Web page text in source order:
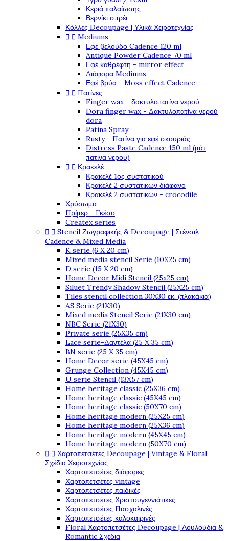
Κεριά παλαίωσης
Βερνίκι σπρέι
Κόλλες Decoupage | Υλικά Χειροτεχνίας
  Mediums
Εφέ βελούδο Cadence 120 ml
Antique Powder Cadence 70 ml
Εφέ καθρέφτη - mirror effect
Διάφορα Mediums
Εφέ βρύα - Moss effect Cadence
  Πατίνες
Finger wax - δακτυλοπατίνα νερού
Dora finger wax - Δακτυλοπατίνα νερού
dora
Patina Spray
Rusty - Πατίνα για εφέ σκουριάς
Distress Paste Cadence 150 ml (μάτ
πατίνα νερού)
  Κρακελέ
Κρακελέ 1ος συστατικού
Κρακελέ 2 συστατικών διάφανο
Κρακελέ 2 συστατικών - crocodile
Χρύσωμα
Πρίμερ - Γκέσο
Createx series
  Stencil Ζωγραφικής & Decoupage | Στένσιλ
Cadence & Mixed Media
K serie (6 X 20 cm)
Mixed media stencil Serie (10X25 cm)
D serie (15 X 20 cm)
Home Decor Midi Stencil (25x25 cm)
Siluet Trendy Shadow Stencil (25X25 cm)
Tiles stencil collection 30X30 εκ. (πλακάκια)
AS Serie (21X30)
Mixed media Stencil Serie (21X30 cm)
NBC Serie (21X30)
Private serie (25X35 cm)
Lace serie-Δαντέλα (25 X 35 cm)
BN serie (25 X 35 cm)
Home Decor serie (45X45 cm)
Grunge Collection (45X45 cm)
U serie Stencil (13X57 cm)
Home heritage classic (25X36 cm)
Home heritage classic (45X45 cm)
Home heritage classic (50X70 cm)
Home heritage modern (25X25 cm)
Home heritage modern (25X36 cm)
Home heritage modern (45X45 cm)
Home heritage modern (50X70 cm)
  Χαρτοπετσέτες Decoupage | Vintage & Floral
Σχέδια Χειροτεχνίας
Χαρτοπετσέτες διάφορες
Χαρτοπετσέτες vintage
Χαρτοπετσέτες παιδικές
Χαρτοπετσέτες Χριστουγεννιάτικες
Χαρτοπετσέτες Πασχαλινές
Χαρτοπετσέτες καλοκαιρινές
Floral Χαρτοπετσέτες Decoupage | Λουλούδια &
Romantic Σχέδια